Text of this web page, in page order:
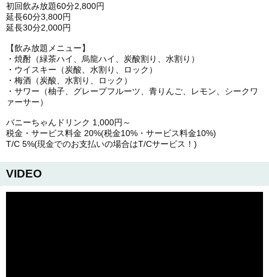
初回飲み放題60分2,800円
延長60分3,800円
延長30分2,000円
【飲み放題メニュー】
・焼酎（緑茶ハイ、烏龍ハイ、炭酸割り、水割り）
・ウイスキー（炭酸、水割り、ロック）
・梅酒（炭酸、水割り、ロック）
・サワー（柚子、グレープフルーツ、青りんご、レモン、シークワ
ァーサー）
バニーちゃんドリンク 1,000円～
税金・サービス料金 20%(税金10%・サービス料金10%)
T/C 5%(現金でのお支払いの場合はT/Cサービス！)
VIDEO